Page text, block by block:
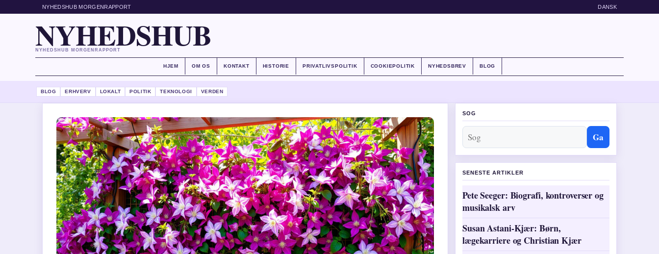
NYHEDSHUB MORGENRAPPORT DANSK
NYHEDSHUB
NYHEDSHUB MORGENRAPPORT
HJEM OM OS KONTAKT HISTORIE PRIVATLIVSPOLITIK COOKIEPOLITIK NYHEDSBREV BLOG
BLOG ERHVERV LOKALT POLITIK TEKNOLOGI VERDEN
SOG
Ga
SENESTE ARTIKLER
Pete Seeger: Biografi, kontroverser og
musikalsk arv
Susan Astani-Kjær: Børn,
lægekarriere og Christian Kjær